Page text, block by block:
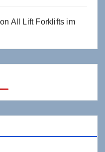
All Lift Forklifts im